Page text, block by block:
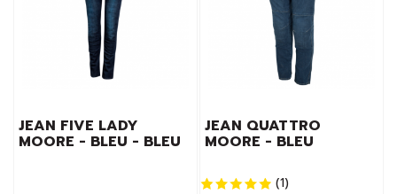
JEAN FIVE LADY
MOORE - BLEU - BLEU
JEAN QUATTRO
MOORE - BLEU
(1)